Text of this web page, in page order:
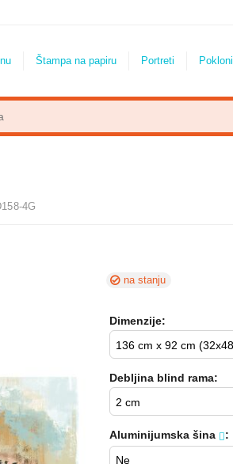
Štampa na papiru Portreti Pokloni
4G
na stanju
Dimenzije:
Debljina blind rama:
Aluminijumska šina :